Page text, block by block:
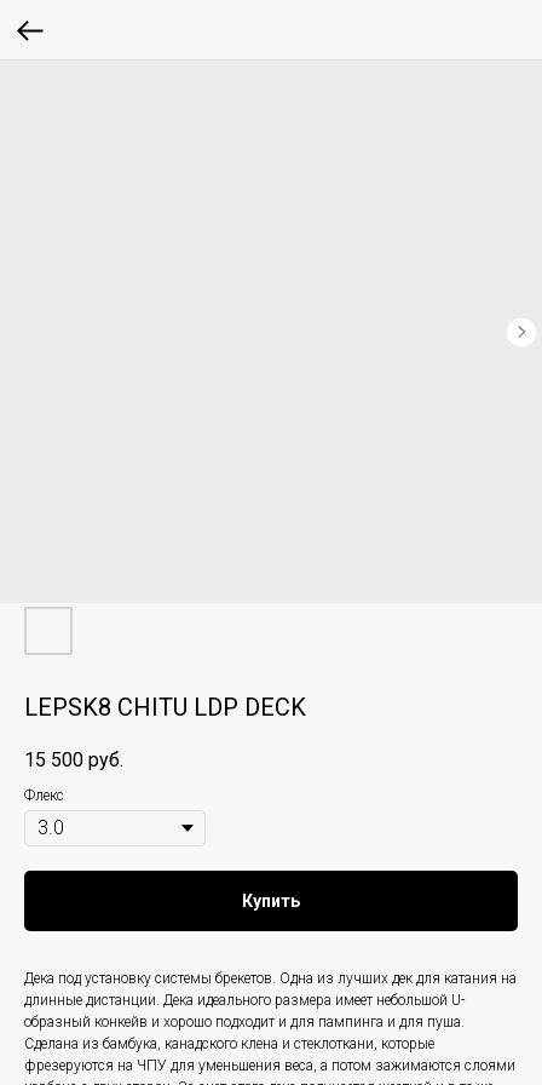
LEPSK8 CHITU LDP DECK
15 500 руб.
Флекс
Купить
Дека под установку системы брекетов. Одна из лучших дек для катания на
длинные дистанции. Дека идеального размера имеет небольшой U-
образный конкейв и хорошо подходит и для пампинга и для пуша.
Сделана из бамбука, канадского клена и стеклоткани, которые
фрезеруются на ЧПУ для уменьшения веса, а потом зажимаются слоями